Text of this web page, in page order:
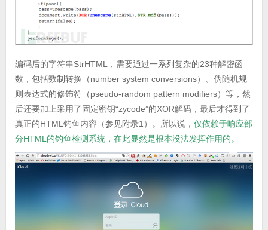
编码后的字符串StrHTML，需要通过一系列复杂的23种解密函
数，包括数制转换（number system conversions）、伪随机规
则表达式的修饰符（pseudo-random pattern modifiers）等，然
后还要加上采用了固定密钥“zycode”的XOR解码，最后才得到了
真正的HTML钓鱼内容（参见附录1）。所以说， 仅依赖于响应部
分HTML的钓鱼检测系统，在此显然是根本没法发挥作用的。